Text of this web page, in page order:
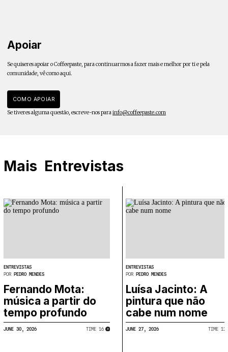
Apoiar
Se quiseres apoiar o Coffeepaste, para continuarmos a fazer mais e melhor por ti e pela
comunidade, vê como aqui.
COMO APOIAR
Se tiveres alguma questão, escreve-nos parainfo@coffeepaste.com
Mais Entrevistas
ENTREVISTAS
POR PEDRO MENDES
Fernando Mota:
música a partir do
tempo profundo
JUNE 30, 2026 TIME​ 16
ENTREVISTAS
POR PEDRO MENDES
Luísa Jacinto: A
pintura que não
cabe num nome
JUNE 27, 2026 TIME​ 12